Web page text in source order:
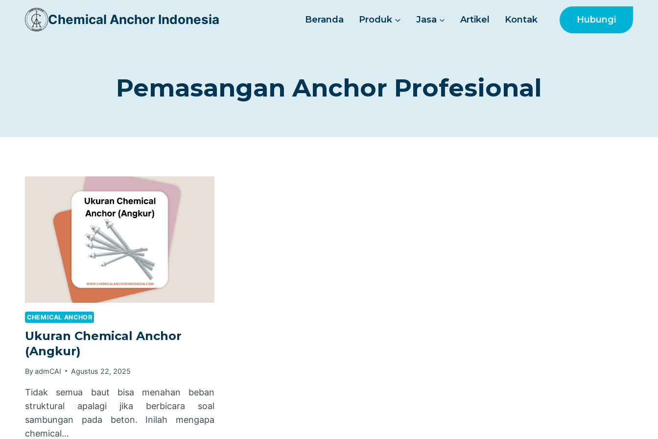
content
Chemical Anchor Indonesia Beranda Produk Jasa Artikel Kontak Hubungi
Pemasangan Anchor Profesional
CHEMICAL ANCHOR
Ukuran Chemical Anchor
(Angkur)
ByadmCAI Agustus 22, 2025
Tidak semua baut bisa menahan beban
struktural apalagi jika berbicara soal
sambungan pada beton. Inilah mengapa
chemical…